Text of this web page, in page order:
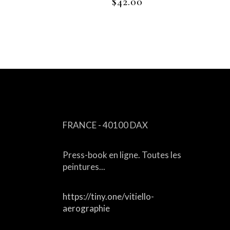
FRANCE - 40100 DAX
Press-book en ligne. Toutes les
peintures...
https://tiny.one/vitiello-
aerographie